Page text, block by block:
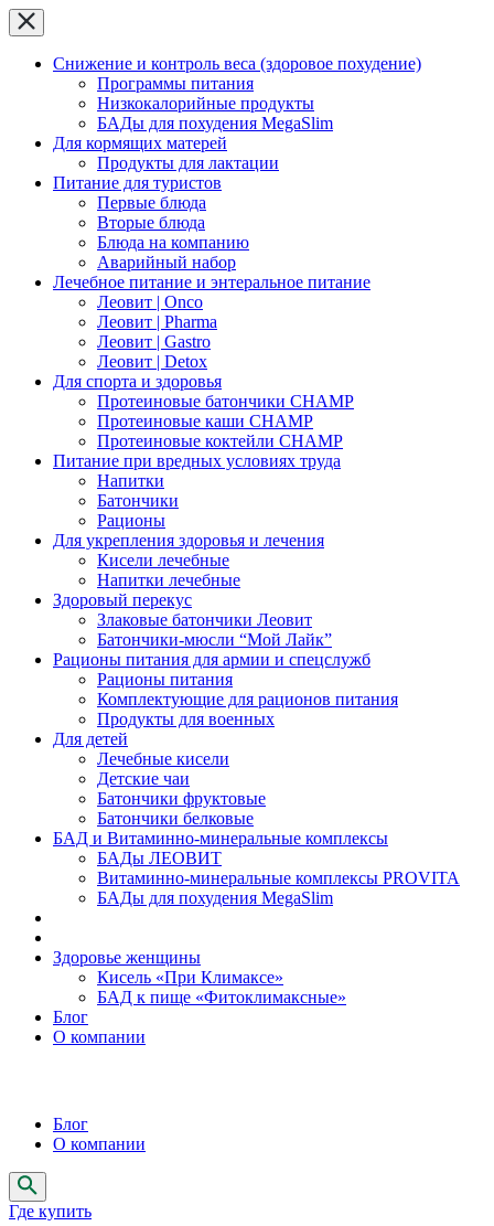
Снижение и контроль веса (здоровое похудение)
Программы питания
Низкокалорийные продукты
БАДы для похудения MegaSlim
Для кормящих матерей
Продукты для лактации
Питание для туристов
Первые блюда
Вторые блюда
Блюда на компанию
Аварийный набор
Лечебное питание и энтеральное питание
Леовит | Onco
Леовит | Pharma
Леовит | Gastro
Леовит | Detox
Для спорта и здоровья
Протеиновые батончики CHAMP
Протеиновые каши CHAMP
Протеиновые коктейли CHAMP
Питание при вредных условиях труда
Напитки
Батончики
Рационы
Для укрепления здоровья и лечения
Кисели лечебные
Напитки лечебные
Здоровый перекус
Злаковые батончики Леовит
Батончики-мюсли “Мой Лайк”
Рационы питания для армии и спецслужб
Рационы питания
Комплектующие для рационов питания
Продукты для военных
Для детей
Лечебные кисели
Детские чаи
Батончики фруктовые
Батончики белковые
БАД и Витаминно-минеральные комплексы
БАДы ЛЕОВИТ
Витаминно-минеральные комплексы PROVITA
БАДы для похудения MegaSlim
Здоровье женщины
Кисель «При Климаксе»
БАД к пище «Фитоклимаксные»
Блог
О компании
Блог
О компании
Где купить